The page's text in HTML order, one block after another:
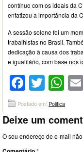
contínuo com os ideais da
enfatizou a importância da
A sessão solene foi um
trabalhistas no Brasil.
dedicação à causa dos
e igualitário, com base nos
Postado em: Politica
Deixe um
O seu endereço de e-mail